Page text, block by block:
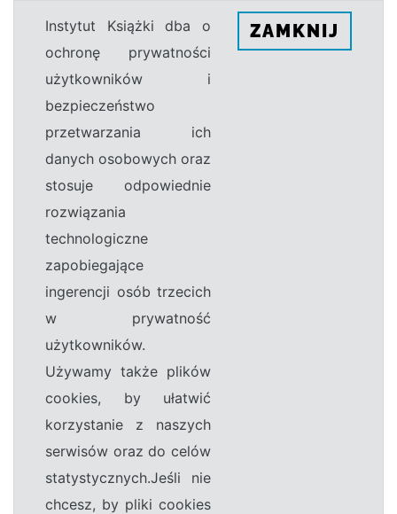
Instytut Książki dba o
ochronę prywatności
użytkowników i
bezpieczeństwo
przetwarzania ich
danych osobowych oraz
stosuje odpowiednie
rozwiązania
technologiczne
zapobiegające
ingerencji osób trzecich
w prywatność
użytkowników.
Używamy także plików
cookies, by ułatwić
korzystanie z naszych
serwisów oraz do celów
statystycznych.Jeśli nie
chcesz, by pliki cookies
ZAMKNIJ